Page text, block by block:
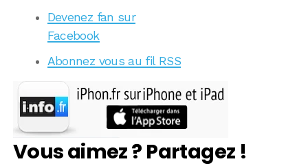
Devenez fan sur
Facebook
Abonnez vous au fil RSS
Vous aimez ? Partagez !